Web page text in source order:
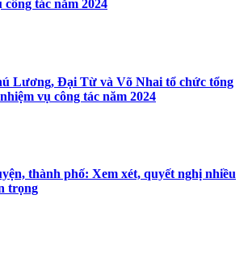
công tác năm 2024
Lương, Đại Từ và Võ Nhai tổ chức tổng
vụ công tác năm 2024
thành phố: Xem xét, quyết nghị nhiều
trọng